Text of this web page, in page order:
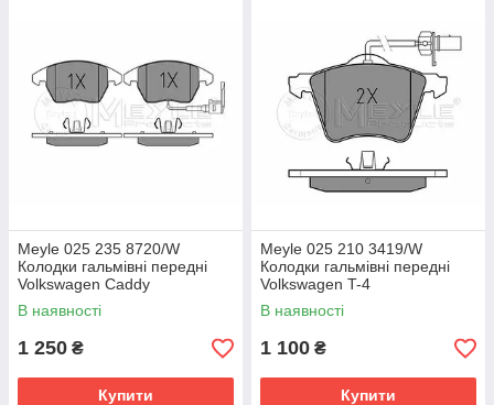
Meyle 025 235 8720/W
Колодки гальмівні передні
Volkswagen Caddy
В наявності
1 250 ₴
Купити
Meyle 025 210 3419/W
Колодки гальмівні передні
Volkswagen T-4
В наявності
1 100 ₴
Купити